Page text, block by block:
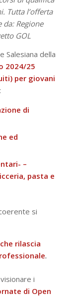
Tutta l’offerta
Regione
GOL
Salesiana della
2024/25
per giovani
di
ed
–
pasta e
si
rilascia
.
i
di Open